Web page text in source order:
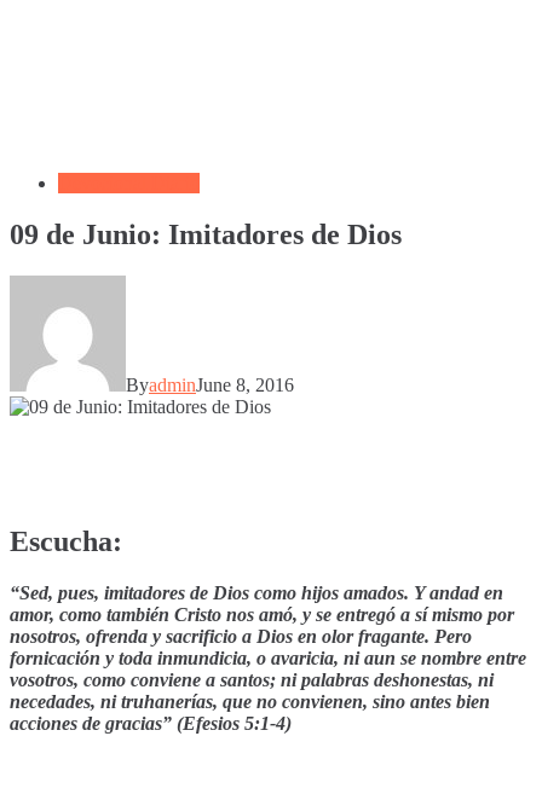
09 de Junio: Imitadores de Dios
ByadminJune 8, 2016
Escucha:
“Sed, pues, imitadores de Dios como hijos amados. Y andad en
amor, como también Cristo nos amó, y se entregó a sí mismo por
nosotros, ofrenda y sacrificio a Dios en olor fragante. Pero
fornicación y toda inmundicia, o avaricia, ni aun se nombre entre
vosotros, como conviene a santos; ni palabras deshonestas, ni
necedades, ni truhanerías, que no convienen, sino antes bien
acciones de gracias” (Efesios 5:1-4)